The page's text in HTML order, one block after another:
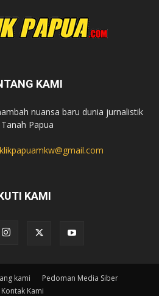
KAMI
nuansa baru dunia jurnalistik
Papua
klikpapuamkw@gmail.com
KAMI
kami
Pedoman Media Siber
Kontak Kami